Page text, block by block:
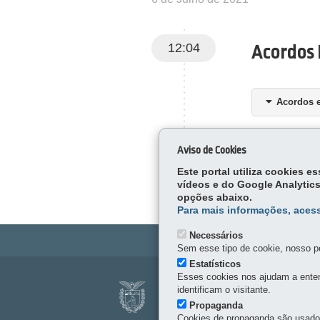
12:04 Acordos
Acordos
Navegação
principal
FUNDAÇÃO
Av. Comendador Franco,
Aviso de Cookies
Este portal utiliza cookies
vídeos e do Google
opções abaixo.
Para mais informações,
Necessários
Sem esse tipo de cookie, nosso
Estatísticos
Esses cookies nos ajudam a
identificam o visitante.
Propaganda